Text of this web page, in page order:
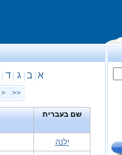
א ב ג ד
<<
<
שם בעברית
ילנה